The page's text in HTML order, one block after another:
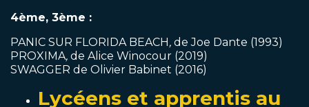
4ème, 3ème :
PANIC SUR FLORIDA BEACH, de Joe Dante (1993)
PROXIMA, de Alice Winocour (2019)
SWAGGER de Olivier Babinet (2016)
Lycéens et apprentis au